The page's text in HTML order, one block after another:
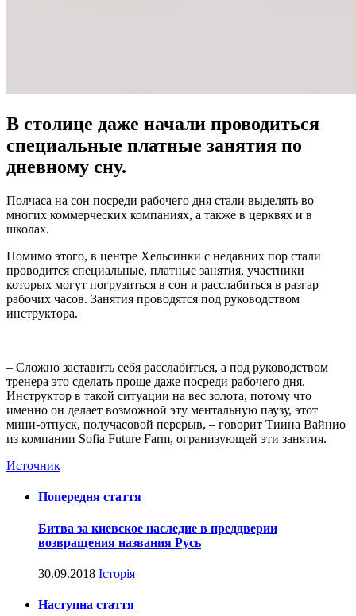
В столице даже начали проводиться
специальные платные занятия по
дневному сну.
Полчаса на сон посреди рабочего дня стали выделять во
многих коммерческих компаниях, а также в церквях и в
школах.
Помимо этого, в центре Хельсинки с недавних пор стали
проводится специальные, платные занятия, участники
которых могут погрузиться в сон и расслабиться в разгар
рабочих часов. Занятия проводятся под руководством
инструктора.
– Сложно заставить себя расслабиться, а под руководством
тренера это сделать проще даже посреди рабочего дня.
Инструктор в такой ситуации на вес золота, потому что
именно он делает возможной эту ментальную паузу, этот
мини-отпуск, получасовой перерыв, – говорит Тиина Вайнио
из компании Sofia Future Farm, огранизующей эти занятия.
Источник
Попередня стаття
Битва за киевское наследие в преддверии
возвращения названия Русь
30.09.2018 Історія
Наступна стаття